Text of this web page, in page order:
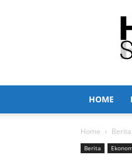
HOME
Home Berita
Berita